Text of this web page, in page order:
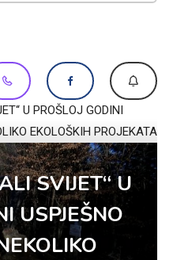
U PROŠLOJ GODINI
EKOLOŠKIH PROJEKATA
SVIJET“ U
USPJEŠNO